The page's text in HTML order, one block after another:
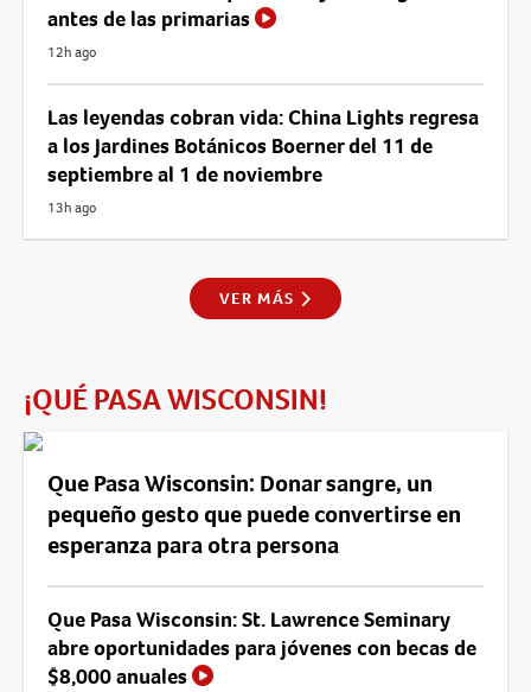
antes de las primarias
12h ago
Las leyendas cobran vida: China Lights regresa
a los Jardines Botánicos Boerner del 11 de
septiembre al 1 de noviembre
13h ago
VER MÁS
¡QUÉ PASA WISCONSIN!
Que Pasa Wisconsin: Donar sangre, un
pequeño gesto que puede convertirse en
esperanza para otra persona
Que Pasa Wisconsin: St. Lawrence Seminary
abre oportunidades para jóvenes con becas de
$8,000 anuales